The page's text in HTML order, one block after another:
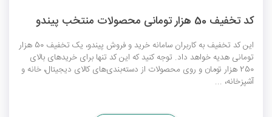
کد تخفیف 50 هزار تومانی محصولات منتخب پیندو
این کد تخفیف به کاربران سامانه خرید و فروش پیندو، یک تخفیف 50 هزار
تومانی هدیه خواهد داد. توجه کنید که این کد تنها برای خریدهای بالای
250 هزار تومان و روی محصولات از دسته‌بندی‌های کالای دیجیتال، خانه و
آشپزخانه، ...